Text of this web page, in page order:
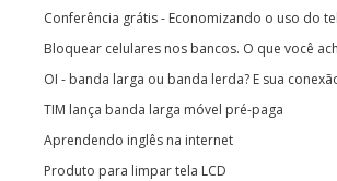
Conferência grátis - Economizando o uso do
Bloquear celulares nos bancos. O que você
OI - banda larga ou banda lerda? E sua
TIM lança banda larga móvel pré-paga
Aprendendo inglês na internet
Produto para limpar tela LCD